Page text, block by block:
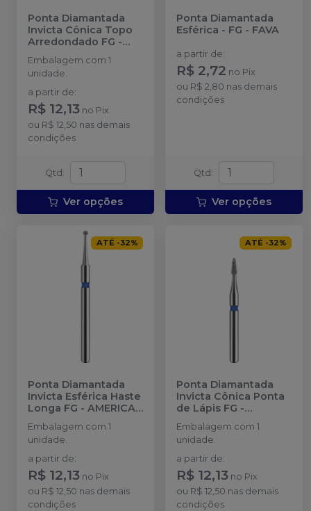
Ponta Diamantada
Invicta Cônica Topo
Arredondado FG -
AMERICAN BURRS
Embalagem com 1
unidade.
a partir de:
R$ 12,13 no Pix
ou R$ 12,50 nas demais
condições
Qtd :
Ver opções
Ponta Diamantada
Esférica - FG - FAVA
a partir de:
R$ 2,72 no Pix
ou R$ 2,80 nas demais
condições
Qtd :
Ver opções
ATÉ -32%
Ponta Diamantada
Invicta Esférica Haste
Longa FG - AMERICAN
BURRS
Embalagem com 1
unidade.
a partir de:
R$ 12,13 no Pix
ou R$ 12,50 nas demais
condições
ATÉ -32%
Ponta Diamantada
Invicta Cônica Ponta
de Lápis FG -
AMERICAN BURRS
Embalagem com 1
unidade.
a partir de:
R$ 12,13 no Pix
ou R$ 12,50 nas demais
condições